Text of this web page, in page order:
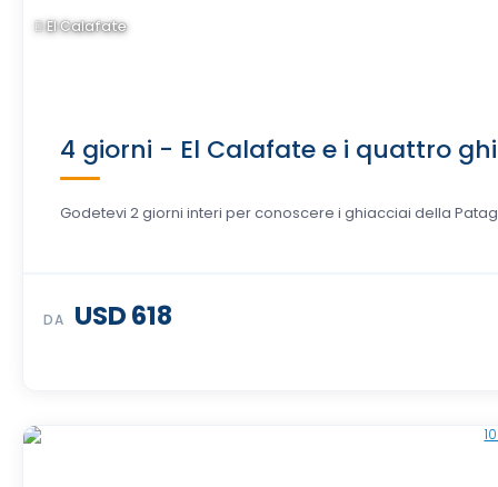
El Calafate
4 giorni - El Calafate e i quattro
Godetevi 2 giorni interi per conoscere i ghiacciai della
DA USD 618